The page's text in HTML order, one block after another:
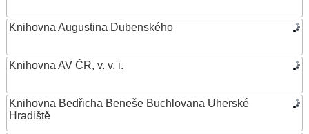
Knihovna Augustina Dubenského
Knihovna AV ČR, v. v. i.
Knihovna Bedřicha Beneše Buchlovana Uherské
Hradiště